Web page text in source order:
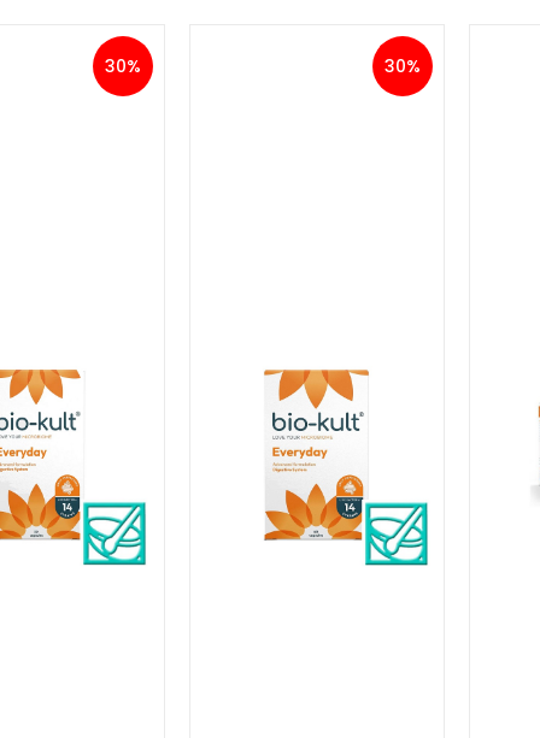
30% 30%